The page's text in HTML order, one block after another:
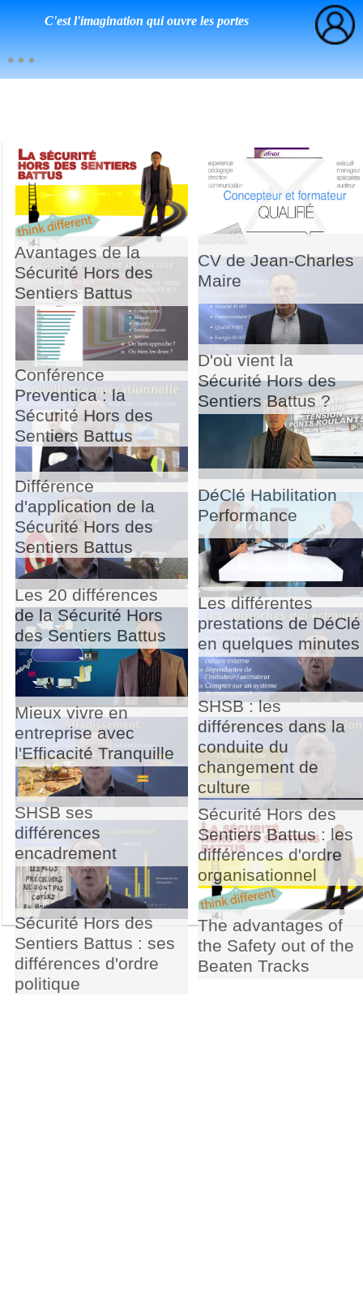
C'est l'imagination qui ouvre les portes
Avantages de la
Sécurité Hors des
Sentiers Battus
CV de Jean-Charles
Maire
Conférence
Preventica : la
Sécurité Hors des
Sentiers Battus
D'où vient la
Sécurité Hors des
Sentiers Battus ?
Différence
d'application de la
Sécurité Hors des
Sentiers Battus
DéClé Habilitation
Performance
Les 20 différences
de la Sécurité Hors
des Sentiers Battus
Les différentes
prestations de DéClé
en quelques minutes
Mieux vivre en
entreprise avec
l'Efficacité Tranquille
SHSB : les
différences dans la
conduite du
changement de
culture
SHSB ses
différences
encadrement
Sécurité Hors des
Sentiers Battus : les
différences d'ordre
organisationnel
Sécurité Hors des
Sentiers Battus : ses
différences d'ordre
politique
The advantages of
the Safety out of the
Beaten Tracks